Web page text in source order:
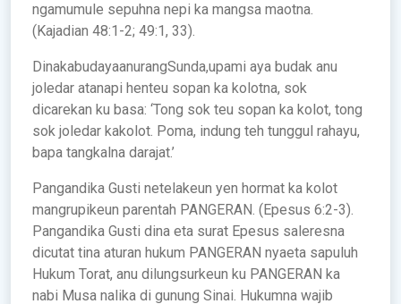
ngamumule sepuhna nepi ka mangsa maotna.
(Kajadian 48:1-2; 49:1, 33).
DinakabudayaanurangSunda,upami aya budak anu
joledar atanapi henteu sopan ka kolotna, sok
dicarekan ku basa: ‘Tong sok teu sopan ka kolot, tong
sok joledar kakolot. Poma, indung teh tunggul rahayu,
bapa tangkalna darajat.’
Pangandika Gusti netelakeun yen hormat ka kolot
mangrupikeun parentah PANGERAN. (Epesus 6:2-3).
Pangandika Gusti dina eta surat Epesus saleresna
dicutat tina aturan hukum PANGERAN nyaeta sapuluh
Hukum Torat, anu dilungsurkeun ku PANGERAN ka
nabi Musa nalika di gunung Sinai. Hukumna wajib